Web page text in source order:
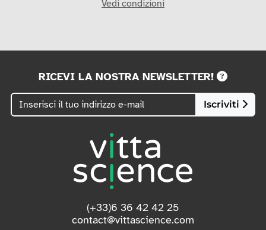
Vedi condizioni
RICEVI LA NOSTRA NEWSLETTER!
Iscriviti
(+33)6 36 42 42 25
contact@vittascience.com